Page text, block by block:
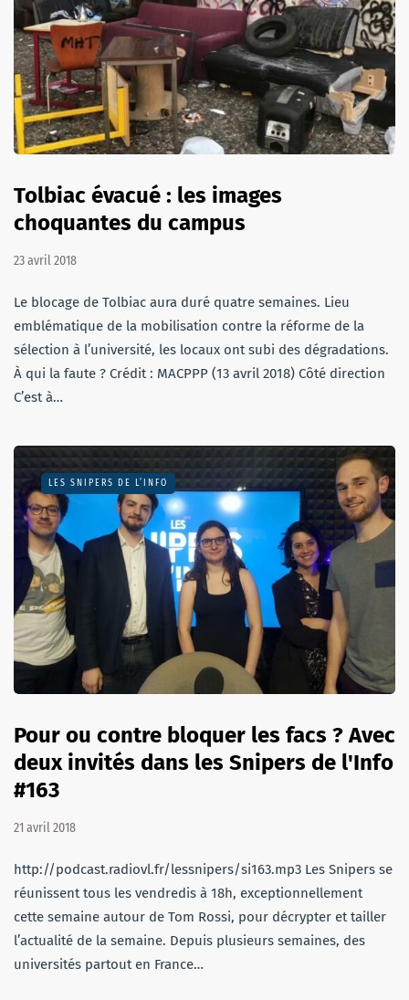
Tolbiac évacué : les images
choquantes du campus
23 avril 2018
Le blocage de Tolbiac aura duré quatre semaines. Lieu
emblématique de la mobilisation contre la réforme de la
sélection à l’université, les locaux ont subi des dégradations.
À qui la faute ? Crédit : MACPPP (13 avril 2018) Côté direction
C’est à…
LES SNIPERS DE L’INFO
Pour ou contre bloquer les facs ? Avec
deux invités dans les Snipers de l'Info
#163
21 avril 2018
http://podcast.radiovl.fr/lessnipers/si163.mp3 Les Snipers se
réunissent tous les vendredis à 18h, exceptionnellement
cette semaine autour de Tom Rossi, pour décrypter et tailler
l’actualité de la semaine. Depuis plusieurs semaines, des
universités partout en France…